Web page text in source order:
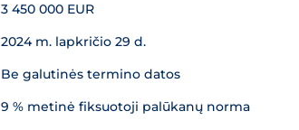
3 450 000 EUR
2024 m. lapkričio 29 d.
Be galutinės termino datos
9 % metinė fiksuotoji palūkanų norma